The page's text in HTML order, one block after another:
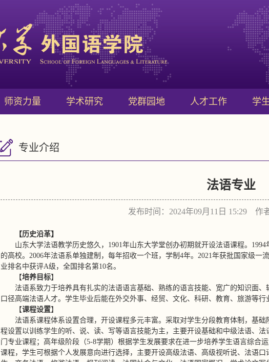
师资力量 学术研究 党群园地 人才工作 学
专业介绍
法语专业
发布时间：2024年09月11日 15:29
【历史沿革】
山东大学法语教学历史悠久，1901年山东大学堂创办初期就开设法语课程。
的高校。2006年法语系单独建制，每年招收一个班，学制4年。2021年获批国家级一
业排名中获评A级，全国排名第10名。
【培养目标】
法语系致力于培养具有扎实的法语语言基础、熟练的语言技能、宽广的知识面
口径高端法语人才。学生毕业后能在外交外事、经贸、文化、科研、教育、旅游等
【课程设置】
法语系课程体系设置合理，开设课程多元丰富。采取对学生分段教育体制，基
程设置以训练学生的听、说、读、写等语言技能为主，主要开设基础和中级法语、
门专业课程；高年级阶段（5-8学期）根据学生发展要求在进一步培养学生语言综合
课程，学生可根据个人发展意向进行选择，主要开设高级法语、高级视听说、法语